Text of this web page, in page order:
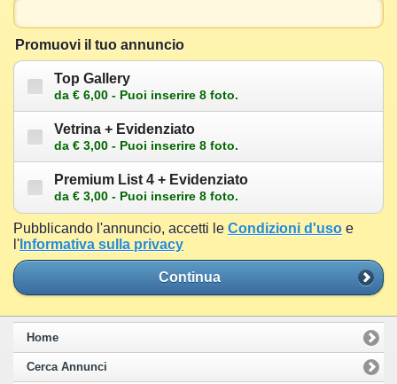
Promuovi il tuo annuncio
Top Gallery
da € 6,00 - Puoi inserire 8 foto.
Vetrina + Evidenziato
da € 3,00 - Puoi inserire 8 foto.
Premium List 4 + Evidenziato
da € 3,00 - Puoi inserire 8 foto.
Pubblicando l'annuncio, accetti le Condizioni d'uso e
l' Informativa sulla privacy
Continua
Home
Cerca Annunci